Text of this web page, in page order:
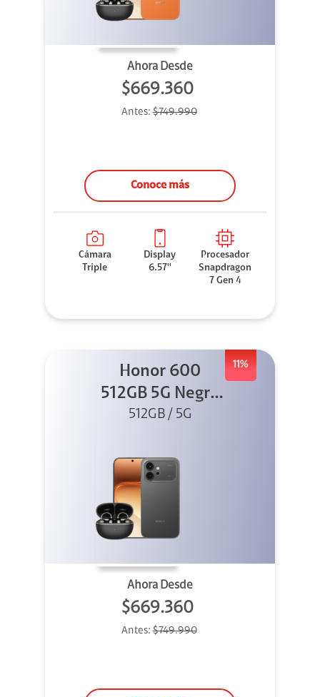
Ahora Desde
$669.360
Antes:$749.990
Conoce más
Cámara
Triple
Display
6.57''
Procesador
Snapdragon
7 Gen 4
11%
Honor 600
512GB 5G Negro
+ Clip 2
512GB / 5G
Ahora Desde
$669.360
Antes:$749.990